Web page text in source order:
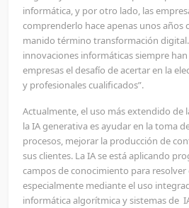
informática, y por otro lado, las
comprenderlo hace apenas unos años
manido término transformación
innovaciones informáticas siempre
empresas el desafío de acertar en la
y profesionales cualificados”.
Actualmente, el uso más extendido de
la IA generativa es ayudar en la toma
procesos, mejorar la producción de
sus clientes. La IA se está aplicando
campos de conocimiento para resolver
especialmente mediante el uso
informática algorítmica y sistemas de